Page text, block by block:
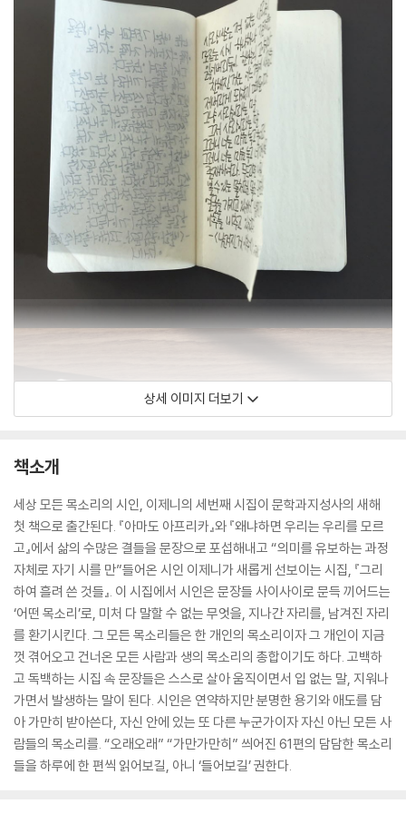
상세 이미지 더보기
책소개
세상 모든 목소리의 시인, 이제니의 세번째 시집이 문학과지성사의 새해
첫 책으로 출간된다. 『아마도 아프리카』와 『왜냐하면 우리는 우리를 모르
고』에서 삶의 수많은 결들을 문장으로 포섭해내고 “의미를 유보하는 과정
자체로 자기 시를 만”들어온 시인 이제니가 새롭게 선보이는 시집, 『그리
하여 흘려 쓴 것들』. 이 시집에서 시인은 문장들 사이사이로 문득 끼어드는
‘어떤 목소리’로, 미처 다 말할 수 없는 무엇을, 지나간 자리를, 남겨진 자리
를 환기시킨다. 그 모든 목소리들은 한 개인의 목소리이자 그 개인이 지금
껏 겪어오고 건너온 모든 사람과 생의 목소리의 총합이기도 하다. 고백하
고 독백하는 시집 속 문장들은 스스로 살아 움직이면서 입 없는 말, 지워나
가면서 발생하는 말이 된다. 시인은 연약하지만 분명한 용기와 애도를 담
아 가만히 받아쓴다, 자신 안에 있는 또 다른 누군가이자 자신 아닌 모든 사
람들의 목소리를. “오래오래” “가만가만히” 씌어진 61편의 담담한 목소리
들을 하루에 한 편씩 읽어보길, 아니 ‘들어보길’ 권한다.